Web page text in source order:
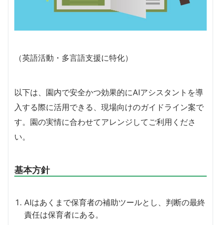
（英語活動・多言語支援に特化）
以下は、園内で安全かつ効果的にAIアシスタントを導
入する際に活用できる、現場向けのガイドライン案で
す。園の実情に合わせてアレンジしてご利用くださ
い。
基本方針
AIはあくまで保育者の補助ツールとし、判断の最終
責任は保育者にある。